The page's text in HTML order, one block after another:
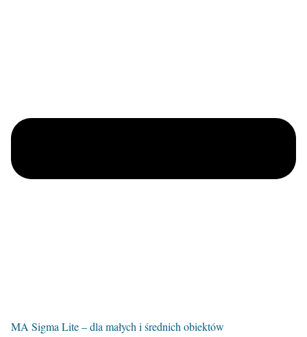
MA Sigma Lite – dla małych i średnich obiektów